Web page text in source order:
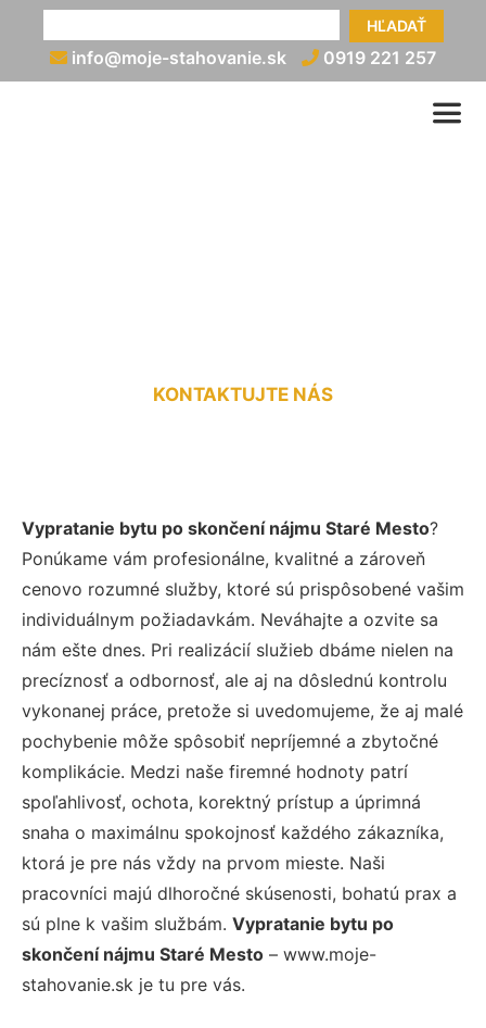
HĽADAŤ
info@moje-stahovanie.sk 0919 221 257
KONTAKTUJTE NÁS
Vypratanie bytu po skončení nájmu Staré Mesto?
Ponúkame vám profesionálne, kvalitné a zároveň
cenovo rozumné služby, ktoré sú prispôsobené vašim
individuálnym požiadavkám. Neváhajte a ozvite sa
nám ešte dnes. Pri realizácií služieb dbáme nielen na
precíznosť a odbornosť, ale aj na dôslednú kontrolu
vykonanej práce, pretože si uvedomujeme, že aj malé
pochybenie môže spôsobiť nepríjemné a zbytočné
komplikácie. Medzi naše firemné hodnoty patrí
spoľahlivosť, ochota, korektný prístup a úprimná
snaha o maximálnu spokojnosť každého zákazníka,
ktorá je pre nás vždy na prvom mieste. Naši
pracovníci majú dlhoročné skúsenosti, bohatú prax a
sú plne k vašim službám. Vypratanie bytu po
skončení nájmu Staré Mesto – www.moje-
stahovanie.sk je tu pre vás.